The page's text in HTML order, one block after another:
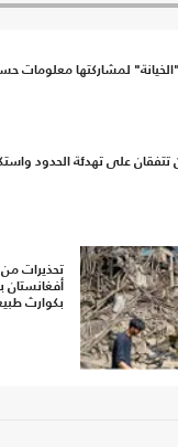
لمشاركتها معلومات
تتفقان على تهدئة الحدود
تحذيرات
بكوارث